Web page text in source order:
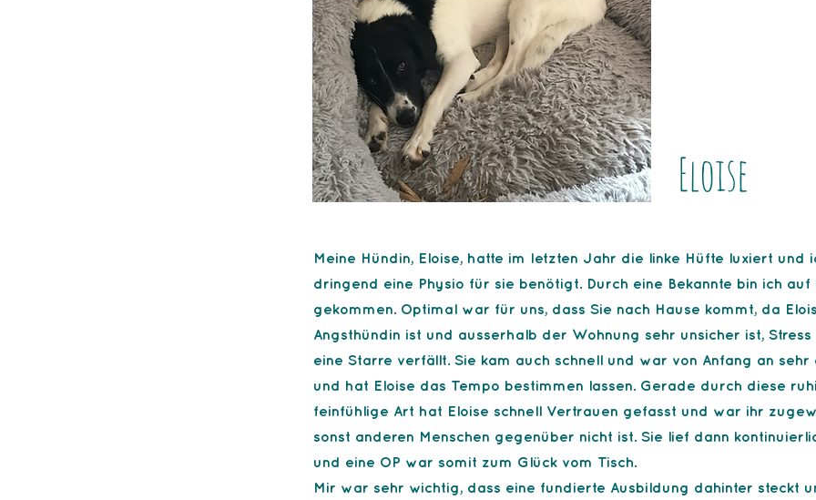
Eloise
Meine Hündin, Eloise, hatte im letzten Jahr die linke Hüfte luxiert und
dringend eine Physio für sie benötigt. Durch eine Bekannte bin ich auf
gekommen. Optimal war für uns, dass Sie nach Hause kommt, da
Angsthündin ist und ausserhalb der Wohnung sehr unsicher ist,
eine Starre verfällt. Sie kam auch schnell und war von Anfang an sehr
und hat Eloise das Tempo bestimmen lassen. Gerade durch diese
feinfühlige Art hat Eloise schnell Vertrauen gefasst und war ihr
sonst anderen Menschen gegenüber nicht ist. Sie lief dann
und eine OP war somit zum Glück vom Tisch.
Mir war sehr wichtig, dass eine fundierte Ausbildung dahinter steckt